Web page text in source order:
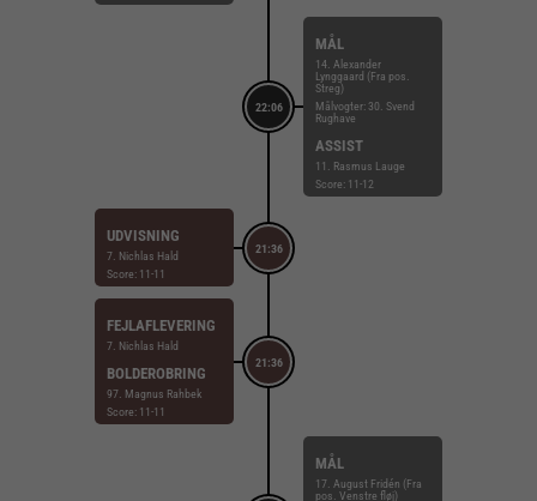
22:06
MÅL
14. Alexander
Lynggaard (Fra pos.
Streg)
Målvogter: 30. Svend
Rughave
ASSIST
11. Rasmus Lauge
Score: 11-12
21:36
UDVISNING
7. Nichlas Hald
Score: 11-11
21:36
FEJLAFLEVERING
7. Nichlas Hald
BOLDEROBRING
97. Magnus Rahbek
Score: 11-11
MÅL
17. August Fridén (Fra
pos. Venstre fløj)